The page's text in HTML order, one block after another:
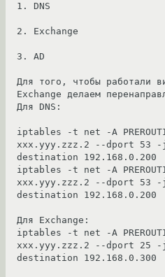
1. DNS
2. Exchange
3. AD
Для того, чтобы работали
Exchange делаем
Для DNS:
iptables -t net -A
xxx.yyy.zzz.2 --dport 53 -
destination 192.168.0.200
iptables -t net -A
xxx.yyy.zzz.2 --dport 53 -
destination 192.168.0.200
Для Exchange:
iptables -t net -A
xxx.yyy.zzz.2 --dport 25 -
destination 192.168.0.300